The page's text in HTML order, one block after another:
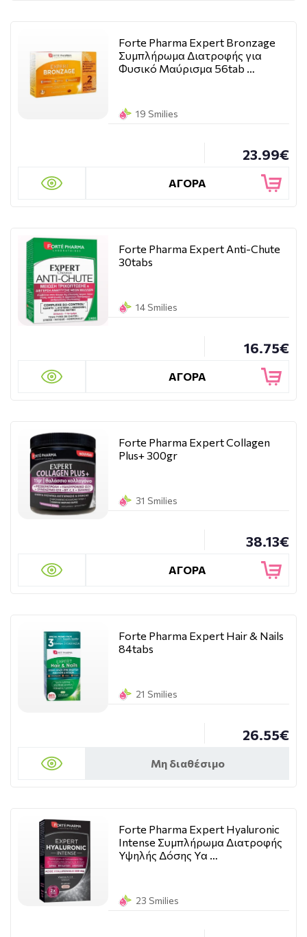
Forte Pharma Expert Bronzage
Συμπλήρωμα Διατροφής για
Φυσικό Μαύρισμα 56tab …
19 Smilies
23.99€
ΑΓΟΡΑ
Forte Pharma Expert Anti-Chute
30tabs
14 Smilies
16.75€
ΑΓΟΡΑ
Forte Pharma Expert Collagen
Plus+ 300gr
31 Smilies
38.13€
ΑΓΟΡΑ
Forte Pharma Expert Hair & Nails
84tabs
21 Smilies
26.55€
Μη διαθέσιμο
Forte Pharma Expert Hyaluronic
Intense Συμπλήρωμα Διατροφής
Υψηλής Δόσης Υα …
23 Smilies